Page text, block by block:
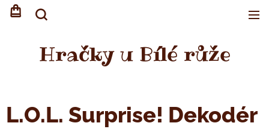
Hračky u Bílé růže
L.O.L. Surprise! Dekodér